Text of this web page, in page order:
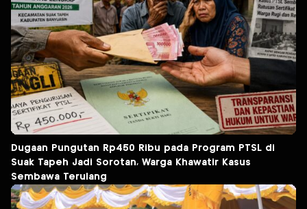
Dugaan Pungutan Rp450 Ribu pada Program PTSL di
Suak Tapeh Jadi Sorotan, Warga Khawatir Kasus
Sembawa Terulang